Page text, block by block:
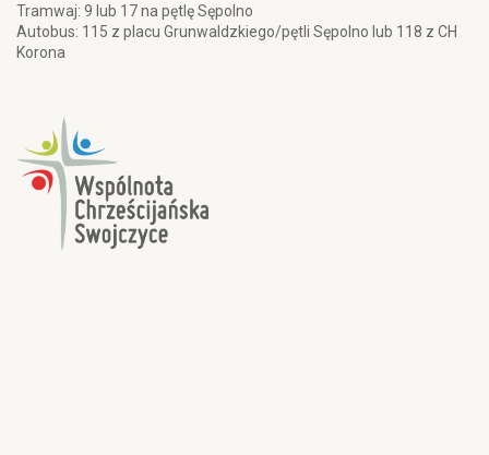
Tramwaj: 9 lub 17 na pętlę Sępolno
Autobus: 115 z placu Grunwaldzkiego/pętli Sępolno lub 118 z CH
Korona